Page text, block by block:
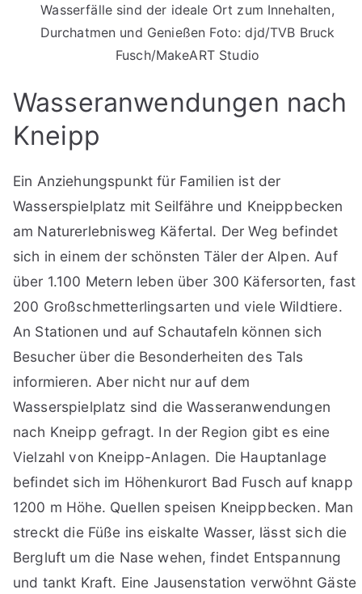
Wasserfälle sind der ideale Ort zum Innehalten,
Durchatmen und Genießen Foto: djd/TVB Bruck
Fusch/MakeART Studio
Wasseranwendungen nach
Kneipp
Ein Anziehungspunkt für Familien ist der
Wasserspielplatz mit Seilfähre und Kneippbecken
am Naturerlebnisweg Käfertal. Der Weg befindet
sich in einem der schönsten Täler der Alpen. Auf
über 1.100 Metern leben über 300 Käfersorten, fast
200 Großschmetterlingsarten und viele Wildtiere.
An Stationen und auf Schautafeln können sich
Besucher über die Besonderheiten des Tals
informieren. Aber nicht nur auf dem
Wasserspielplatz sind die Wasseranwendungen
nach Kneipp gefragt. In der Region gibt es eine
Vielzahl von Kneipp-Anlagen. Die Hauptanlage
befindet sich im Höhenkurort Bad Fusch auf knapp
1200 m Höhe. Quellen speisen Kneippbecken. Man
streckt die Füße ins eiskalte Wasser, lässt sich die
Bergluft um die Nase wehen, findet Entspannung
und tankt Kraft. Eine Jausenstation verwöhnt Gäste